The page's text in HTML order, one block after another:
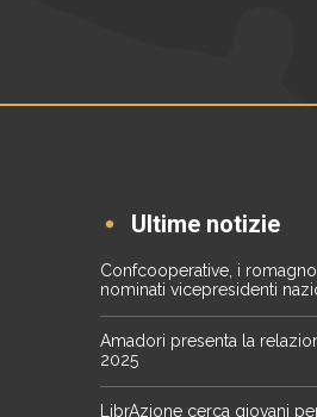
Ultime notizie
Confcooperative, i
nominati vicepresidenti
Amadori presenta la
2025
LibrAzione cerca giovani